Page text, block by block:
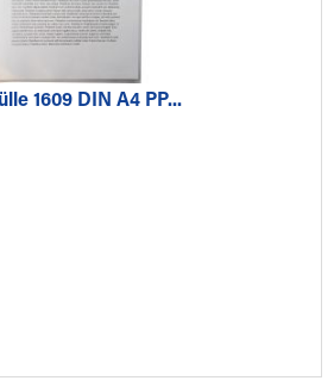
1609 DIN A4 PP...